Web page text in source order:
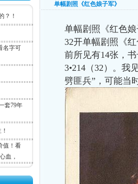
？！
名字可
套79年
值！看
血，
单幅剧照《红色娘子军》
单幅剧照《红色
32开单幅剧照《
前所见有14张，
3•214 （32 ）。我
劈匪兵”，可能当